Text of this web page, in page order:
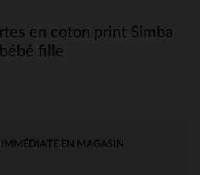
en coton print Simba
fille
EN MAGASIN